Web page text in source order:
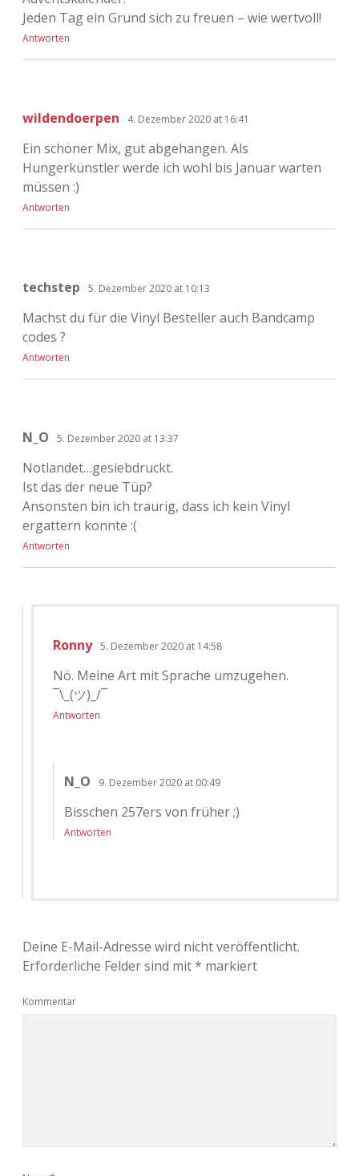
Jeden Tag ein Grund sich zu freuen – wie wertvoll!
Antworten
wildendoerpen 4. Dezember 2020 at 16:41
Ein schöner Mix, gut abgehangen. Als
Hungerkünstler werde ich wohl bis Januar warten
müssen :)
Antworten
techstep 5. Dezember 2020 at 10:13
Machst du für die Vinyl Besteller auch Bandcamp
codes ?
Antworten
N_O 5. Dezember 2020 at 13:37
Notlandet…gesiebdruckt.
Ist das der neue Tüp?
Ansonsten bin ich traurig, dass ich kein Vinyl
ergattern konnte :(
Antworten
Ronny 5. Dezember 2020 at 14:58
Nö. Meine Art mit Sprache umzugehen.
¯\_(ツ)_/¯
Antworten
N_O 9. Dezember 2020 at 00:49
Bisschen 257ers von früher ;)
Antworten
Deine E-Mail-Adresse wird nicht veröffentlicht.
Erforderliche Felder sind mit* markiert
Kommentar